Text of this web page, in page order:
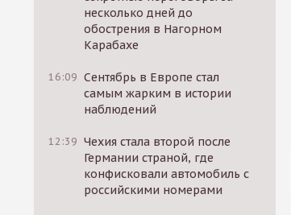
несколько дней до
обострения в Нагорном
Карабахе
16:09 Сентябрь в Европе стал
самым жарким в истории
наблюдений
12:39 Чехия стала второй после
Германии страной, где
конфисковали автомобиль с
российскими номерами